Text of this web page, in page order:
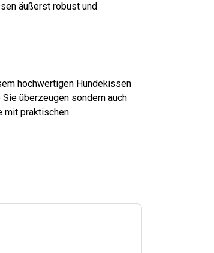
äußerst robust und
hochwertigen Hundekissen
überzeugen sondern auch
mit praktischen